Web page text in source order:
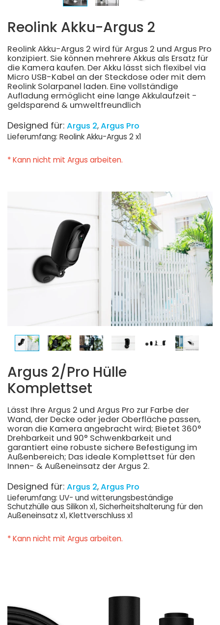
Reolink Akku-Argus 2
Reolink Akku-Argus 2 wird für Argus 2 und Argus Pro
konzipiert. Sie können mehrere Akkus als Ersatz für
die Kamera kaufen. Der Akku lässt sich flexibel via
Micro USB-Kabel an der Steckdose oder mit dem
Reolink Solarpanel laden. Eine vollständige
Aufladung ermöglicht eine lange Akkulaufzeit -
geldsparend & umweltfreundlich
Designed für: Argus 2 Argus Pro
Lieferumfang: Reolink Akku-Argus 2 x1
* Kann nicht mit Argus arbeiten.
Argus 2/Pro Hülle
Komplettset
Lässt Ihre Argus 2 und Argus Pro zur Farbe der
Wand, der Decke oder jeder Oberfläche passen,
woran die Kamera angebracht wird; Bietet 360°
Drehbarkeit und 90° Schwenkbarkeit und
garantiert eine robuste sichere Befestigung im
Außenbereich; Das ideale Komplettset für den
Innen- & Außeneinsatz der Argus 2.
Designed für: Argus 2 Argus Pro
Lieferumfang: UV- und witterungsbeständige
Schutzhülle aus Silikon x1, Sicherheitshalterung für den
Außeneinsatz x1, Klettverschluss x1
* Kann nicht mit Argus arbeiten.